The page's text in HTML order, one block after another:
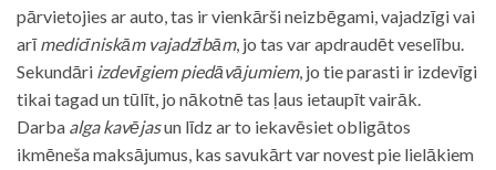
pārvietojies ar auto, tas ir vienkārši neizbēgami, vajadzīgi vai
arīmedicīniskām vajadzībām, jo tas var apdraudēt veselību.
Sekundāri izdevīgiem piedāvājumiem, jo tie parasti ir izdevīgi
tikai tagad un tūlīt, jo nākotnē tas ļaus ietaupīt vairāk.
Darba alga kavējasun līdz ar to iekavēsiet obligātos
ikmēneša maksājumus, kas savukārt var novest pie lielākiem